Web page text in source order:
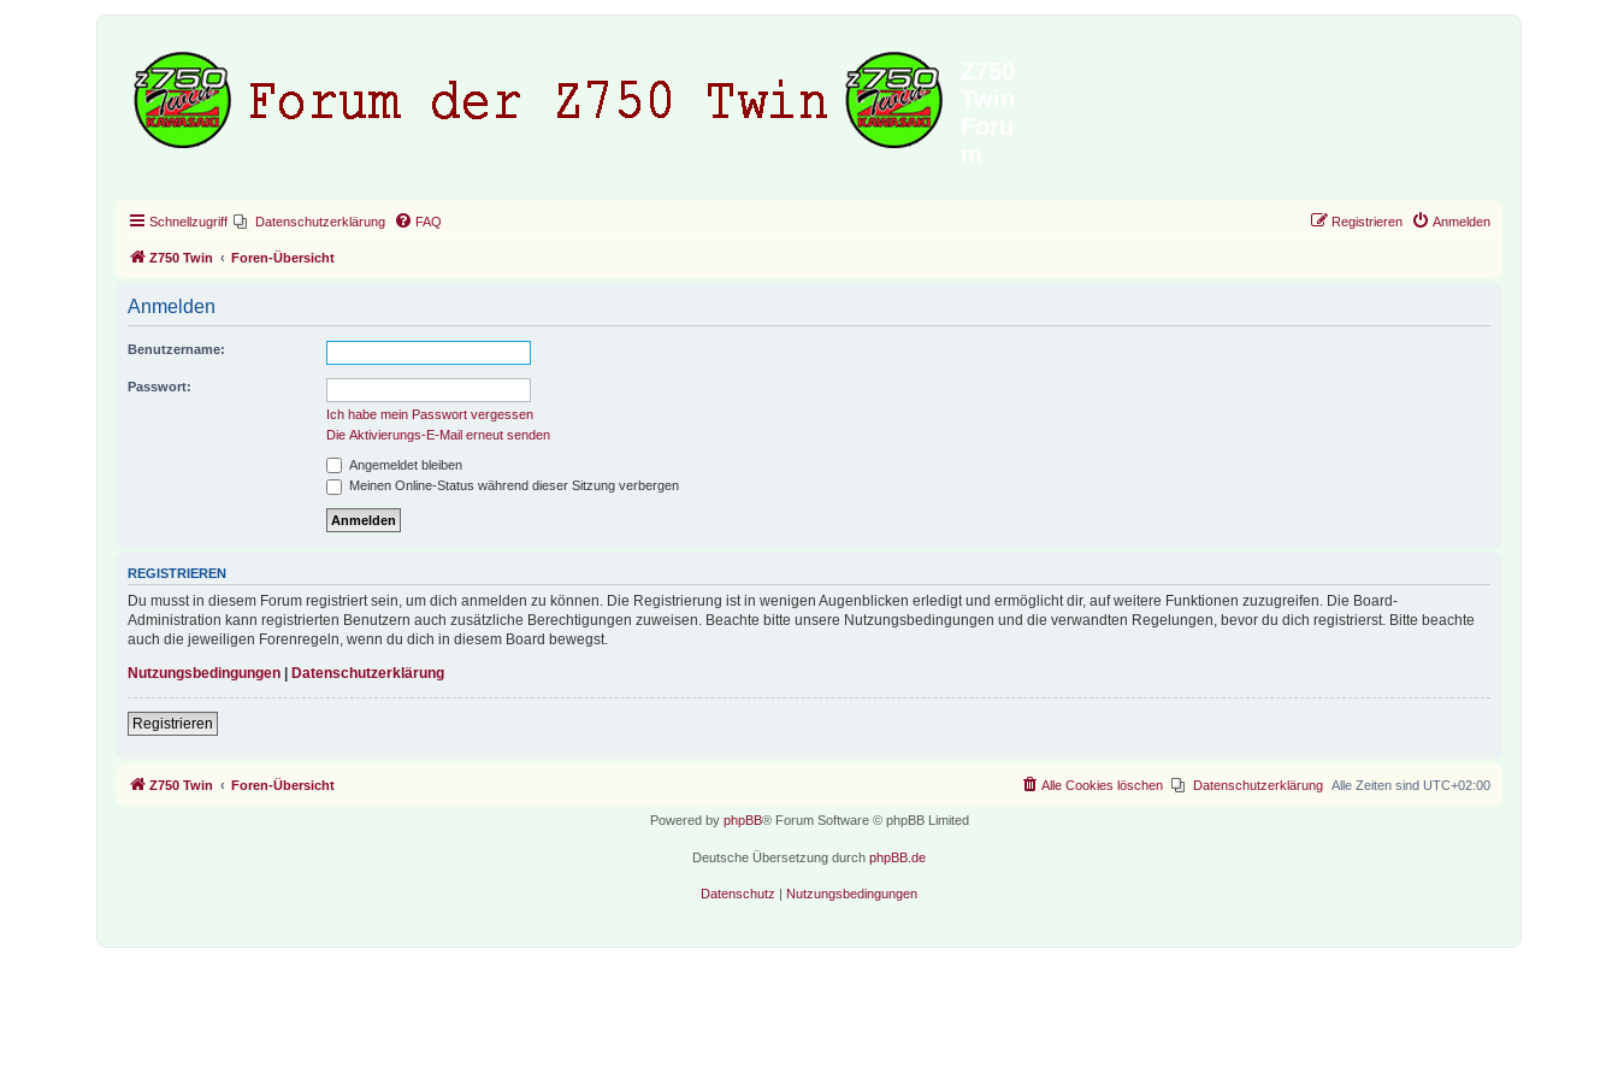
Schnellzugriff Datenschutzerklärung FAQ Anmelden
Registrieren
Z750 Twin Foren-Übersicht
Anmelden
Benutzername:
Passwort:
Ich habe mein Passwort vergessen
Die Aktivierungs-E-Mail erneut senden
Angemeldet bleiben
Meinen Online-Status während dieser Sitzung verbergen
REGISTRIEREN
Du musst in diesem Forum registriert sein, um dich anmelden zu können. Die Registrierung ist in wenigen Augenblicken erledigt und ermöglicht dir, auf weitere Funktionen zuzugreifen. Die Board-
Administration kann registrierten Benutzern auch zusätzliche Berechtigungen zuweisen. Beachte bitte unsere Nutzungsbedingungen und die verwandten Regelungen, bevor du dich registrierst. Bitte beachte
auch die jeweiligen Forenregeln, wenn du dich in diesem Board bewegst.
Nutzungsbedingungen
Datenschutzerklärung
Registrieren
Z750 Twin Foren-Übersicht Alle Zeiten sind UTC+02:00
Datenschutzerklärung
Alle Cookies löschen
Powered by phpBB® Forum Software © phpBB Limited
Deutsche Übersetzung durch phpBB.de
Datenschutz Nutzungsbedingungen